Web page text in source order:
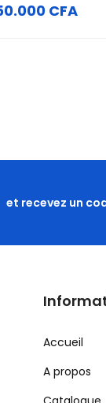
CFA
et recevez un
Accueil
A propos